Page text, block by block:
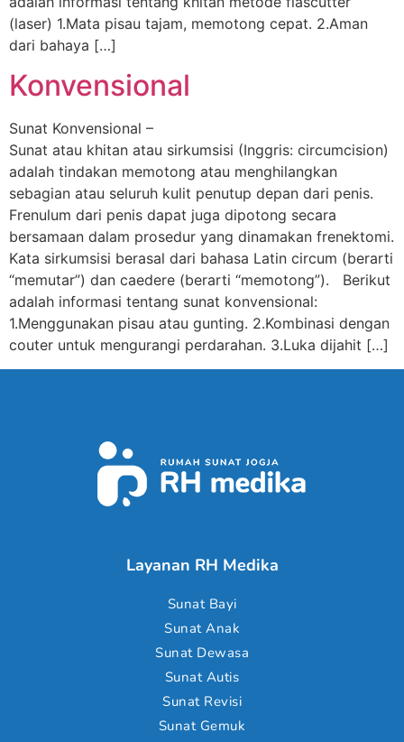
(laser) 1.Mata pisau tajam, memotong cepat. 2.Aman
dari bahaya […]
Konvensional
Sunat Konvensional –
Sunat atau khitan atau sirkumsisi (Inggris: circumcision)
adalah tindakan memotong atau menghilangkan
sebagian atau seluruh kulit penutup depan dari penis.
Frenulum dari penis dapat juga dipotong secara
bersamaan dalam prosedur yang dinamakan frenektomi.
Kata sirkumsisi berasal dari bahasa Latin circum (berarti
“memutar”) dan caedere (berarti “memotong”). Berikut
adalah informasi tentang sunat konvensional:
1.Menggunakan pisau atau gunting. 2.Kombinasi dengan
couter untuk mengurangi perdarahan. 3.Luka dijahit […]
Layanan RH Medika
Sunat Bayi
Sunat Anak
Sunat Dewasa
Sunat Autis
Sunat Revisi
Sunat Gemuk